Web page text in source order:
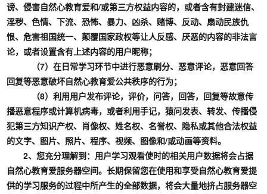
谤、侵害自然心教育爱和/或第三方权益内容的，或者含有封建迷信、
淫秽、色情、下流、恐怖、暴力、凶杀、赌博、反动、扇动民族仇
恨、危害祖国统一、颠覆国家政权等让人反感、厌恶的内容的非法言
论，或者设置含有上述内容的用户昵称；
（7）在日常学习环节中进行恶意刷分、恶意评论，恶意回答
回复等恶意破坏自然心教育爱公共秩序的行为；
（8）利用用户发布评论，评价，问答，回答，回复等故意传
播恶意程序或计算机病毒，或者利用手记，猿问发表、转发、传播侵
犯第三方知识产权、肖像权、姓名权、名誉权、隐私或其他合法权益
的文字、图片、照片、程序、视频、图像和/或动画等资料。
2、您充分理解到：用户学习观看使时的相关用户数据将会占据
自然心教育爱服务器空间。长期保留您在使用和享受自然心教育爱提
供的学习服务的过程中所产生的全部数据，将会大量地挤占服务器空